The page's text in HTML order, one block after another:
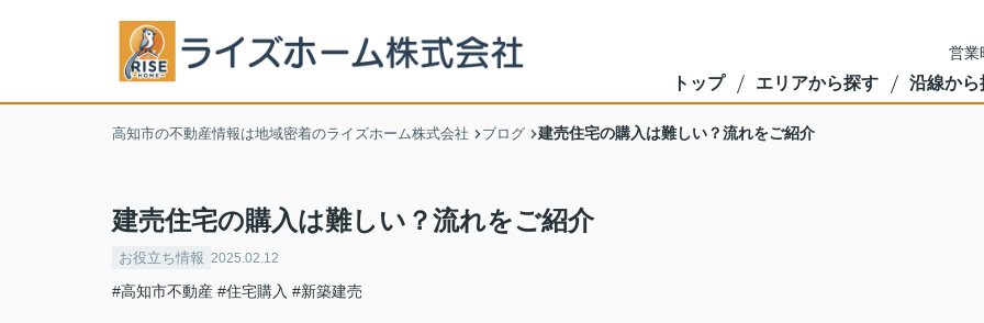
営
トップ エリアから探す 沿線から
高知市の不動産情報は地域密着のライズホーム株式会社 ブログ 建売住宅の購入は難しい？流れをご紹介
建売住宅の購入は難しい？流れをご紹介
お役立ち情報 2025.02.12
#高知市不動産 #住宅購入 #新築建売